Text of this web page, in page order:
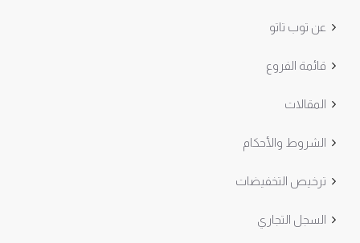
عن توب تاتو
قائمة الفروع
المقالات
الشروط والأحكام
ترخيص التخفيضات
السجل التجاري